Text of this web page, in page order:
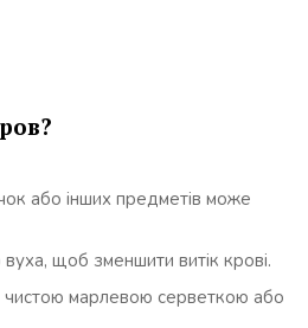
або інших предметів може
щоб зменшити витік крові.
чистою марлевою серветкою або